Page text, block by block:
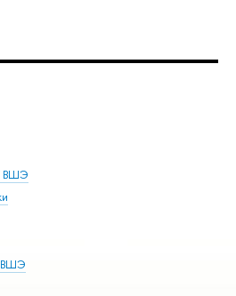
ВШЭ
ВШЭ